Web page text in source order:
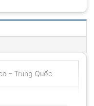
– Trung Quốc